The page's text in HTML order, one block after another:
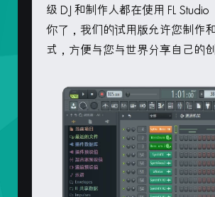
级 DJ 和制作人都在使用 FL
你了，我们的试用版允许您制作
式，方便与您与世界分享自己的创